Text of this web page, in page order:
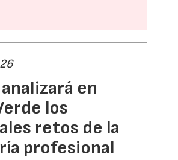
analizará en
los
retos de la
profesional